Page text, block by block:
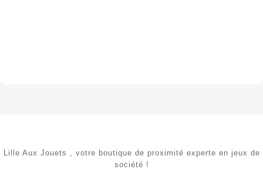
Lille Aux Jouets , votre boutique de proximité experte en jeux de
société !